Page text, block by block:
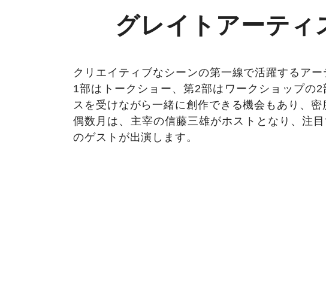
グレイトアーティ
クリエイティブなシーンの第一線で活躍するア
1部はトークショー、第2部はワークショップの
スを受けながら一緒に創作できる機会もあり、
偶数月は、主宰の信藤三雄がホストとなり、注
のゲストが出演します。